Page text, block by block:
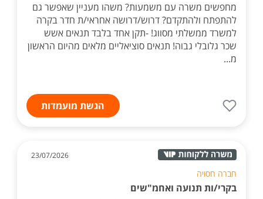
מחפשים משרה עם משמעות? משהו מעניין שאפשר גם
להתפתח ולהתקדם? דרוש/דרושה אחראי/ת חדר בקרה
למשרד ממשלתי מסווג! -תקן אחד בלבד תנאים אשש
שכר גלובלי גבוה! תנאים סוציאליים מלאים מהיום הראשון
מ...
הגשת מועמדות
23/07/2026
חברה חסויה
בקרי/ות תנועה ואחמ"שים